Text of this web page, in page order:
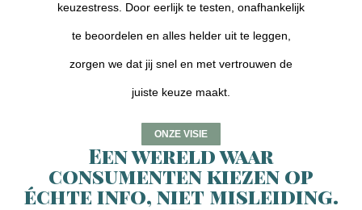
keuzestress. Door eerlijk te testen, onafhankelijk
te beoordelen en alles helder uit te leggen,
zorgen we dat jij snel en met vertrouwen de
juiste keuze maakt.
ONZE VISIE
Een wereld waar
consumenten kiezen op
échte info, niet misleiding.